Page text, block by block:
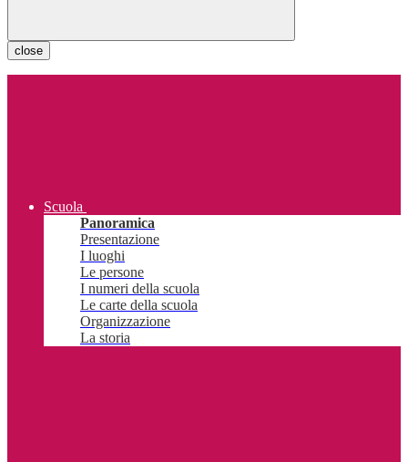
close
Scuola
Panoramica
Presentazione
I luoghi
Le persone
I numeri della scuola
Le carte della scuola
Organizzazione
La storia